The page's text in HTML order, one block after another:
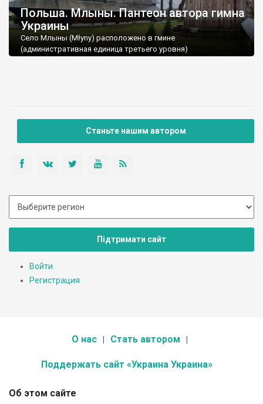
Польша. Млыны. Пантеон автора гимна
Украины
Село Млыны (Młyny) расположено в гмине
(административная единица третьего уровня)
Станьте нашим автором
Підтримати сайт
Войти
Регистрация
О нас Стать автором
Поддержать сайт «Украина Украина»
Об этом сайте